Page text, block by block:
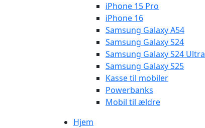
iPhone 15 Pro
iPhone 16
Samsung Galaxy A54
Samsung Galaxy S24
Samsung Galaxy S24 Ultra
Samsung Galaxy S25
Kasse til mobiler
Powerbanks
Mobil til ældre
Hjem